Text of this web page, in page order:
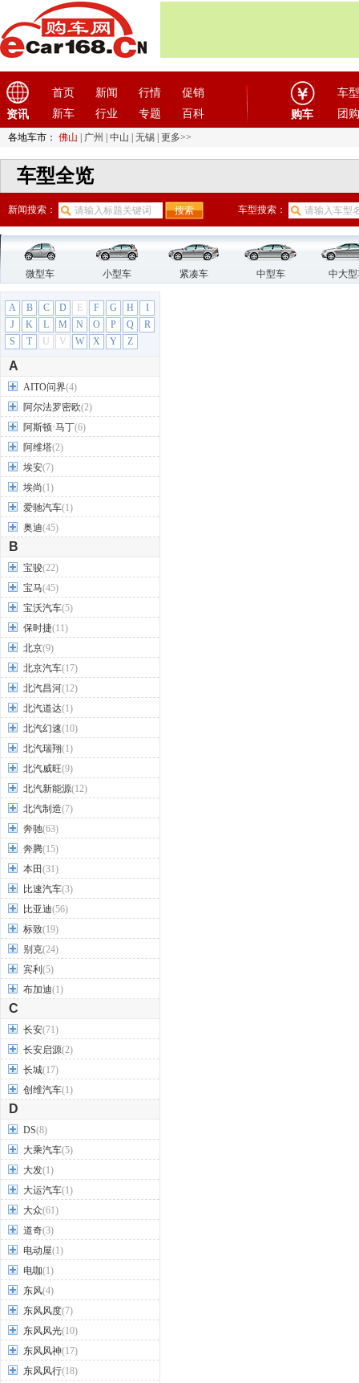
资讯
首页 新闻 行情
促销
新车
行业 专题 百科 购车
车型
团购
各地车市： 佛山 广州 中山 无锡 更多>>
车型全览
新闻搜索： 车型搜索：
微型车 小型车 紧凑车 中型车 中大
A B C D E F G H
I
J
K L M N O P Q
R
S
T U V W X Y Z
A
AITO问界(4)
阿尔法罗密欧(2)
阿斯顿·马丁(6)
阿维塔(2)
埃安(7)
埃尚(1)
爱驰汽车(1)
奥迪(45)
B
宝骏(22)
宝马(45)
宝沃汽车(5)
保时捷(11)
北京(9)
北京汽车(17)
北汽昌河(12)
北汽道达(1)
北汽幻速(10)
北汽瑞翔(1)
北汽威旺(9)
北汽新能源(12)
北汽制造(7)
奔驰(63)
奔腾(15)
本田(31)
比速汽车(3)
比亚迪(56)
标致(19)
别克(24)
宾利 (5)
布加迪(1)
C
长安(71)
长安启源(2)
长城(17)
创维汽车(1)
D
DS(8)
大乘汽车(5)
大发(1)
大运汽车(1)
大众(61)
道奇(3)
电动屋(1)
电咖(1)
东风(4)
东风风度(7)
东风风光(10)
东风风神(17)
东风风行(18)